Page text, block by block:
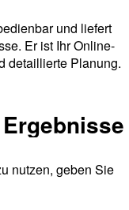
und liefert
Er ist Ihr Online-
detaillierte Planung.
nutzen, geben Sie